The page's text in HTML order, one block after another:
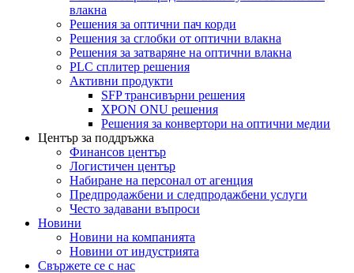
влакна
Решения за оптични пач корди
Решения за сглобки от оптични влакна
Решения за затваряне на оптични влакна
PLC сплитер решения
Активни продукти
SFP трансивърни решения
XPON ONU решения
Решения за конвертори на оптични медии
Център за поддръжка
Финансов център
Логистичен център
Набиране на персонал от агенция
Предпродажбени и следпродажбени услуги
Често задавани въпроси
Новини
Новини на компанията
Новини от индустрията
Свържете се с нас